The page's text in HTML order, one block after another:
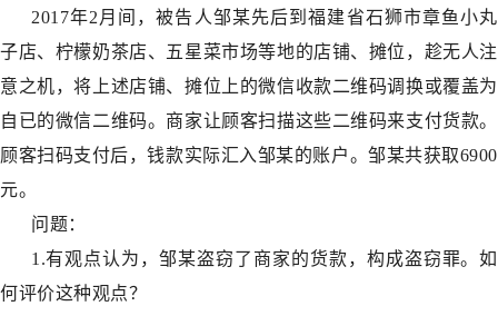
2017年2月间，被告人邹某先后到福建省石狮市章鱼小丸
子店、柠檬奶茶店、五星菜市场等地的店铺、摊位，趁无人注
意之机，将上述店铺、摊位上的微信收款二维码调换或覆盖为
自已的微信二维码。商家让顾客扫描这些二维码来支付货款。
顾客扫码支付后，钱款实际汇入邹某的账户。邹某共获取6900
元。
问题：
1.有观点认为，邹某盗窃了商家的货款，构成盗窃罪。如
何评价这种观点？